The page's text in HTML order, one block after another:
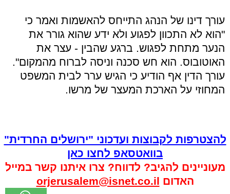
עורך דינו של הנהג התייחס להאשמות ואמר כי
"הוא לא התכוון לפגוע ולא ידע שהוא גורר את
הנער מתחת לפגוש. ברגע שהבין - עצר את
האוטובוס. הוא חש סכנה וניסה לברוח מהמקום".
עורך הדין אף הודיע כי הגיש ערר לבית המשפט
המחוזי על הארכת המעצר של מרשו.
להצטרפות לקבוצות ועדכוני "ירושלים החרדית"
בוואטסאפ לחצו כאן
מעוניינים להגיב? לדווח? צרו איתנו קשר במייל
האדום orjerusalem@isnet.co.il